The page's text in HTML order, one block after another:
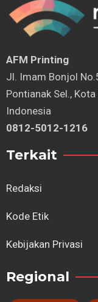
AFM Printing
⁠Jl. Imam Bonjol
Pontianak Sel.,
Indonesia
0812-5012-1216
Terkait
Redaksi
Kode Etik
Kebijakan Privasi
Regional